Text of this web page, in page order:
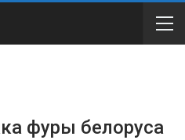
фуры белоруса